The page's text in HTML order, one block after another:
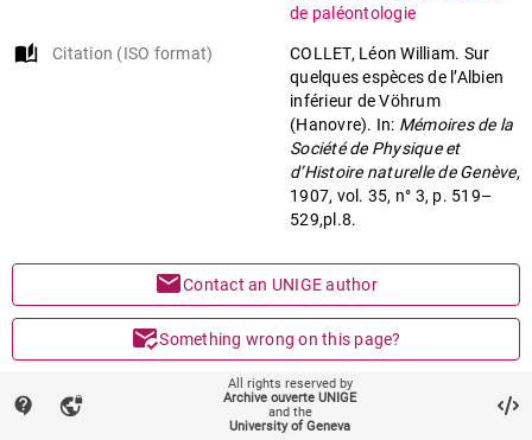
de paléontologie
auto_stories Citation (ISO format)
COLLET, Léon William. Sur
quelques espèces de l’Albien
inférieur de Vöhrum
(Hanovre). In: Mémoires de la
Société de Physique et
d’Histoire naturelle de Genève,
1907, vol. 35, n° 3, p. 519–
529,pl.8.
mailContact an UNIGE author
mark_email_readSomething wrong on this page?
contact_support vpn_lock
All rights reserved by
Archive ouverte UNIGE
and the
University of Geneva